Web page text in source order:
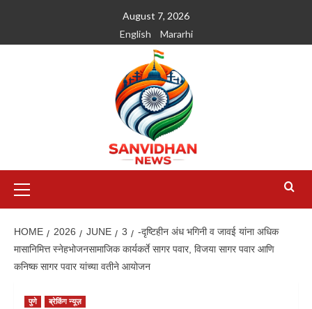
August 7, 2026
English
Mararhi
HOME 2026 JUNE 3
-दृष्टिहीन अंध भगिनी व जावई यांना अधिक
मासानिमित्त स्नेहभोजनसामाजिक कार्यकर्ते सागर पवार, विजया सागर पवार आणि
कनिष्क सागर पवार यांच्या वतीने आयोजन
पुणे ब्रेकिंग न्यूज़